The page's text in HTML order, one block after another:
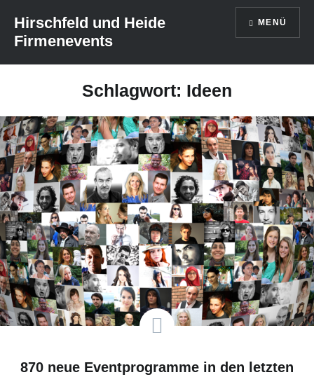
zum
Inhalt
Hirschfeld und Heide
Firmenevents
MENÜ
Schlagwort: Ideen
870 neue Eventprogramme in den letzten